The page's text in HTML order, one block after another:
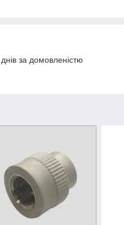
за домовленістю